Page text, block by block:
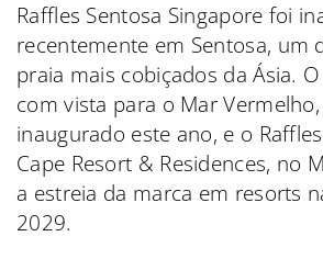
Raffles Sentosa Singapore foi
recentemente em Sentosa, um
praia mais cobiçados da Ásia.
com vista para o Mar
inaugurado este ano, e o
Cape Resort & Residences, no
a estreia da marca em resorts
2029.